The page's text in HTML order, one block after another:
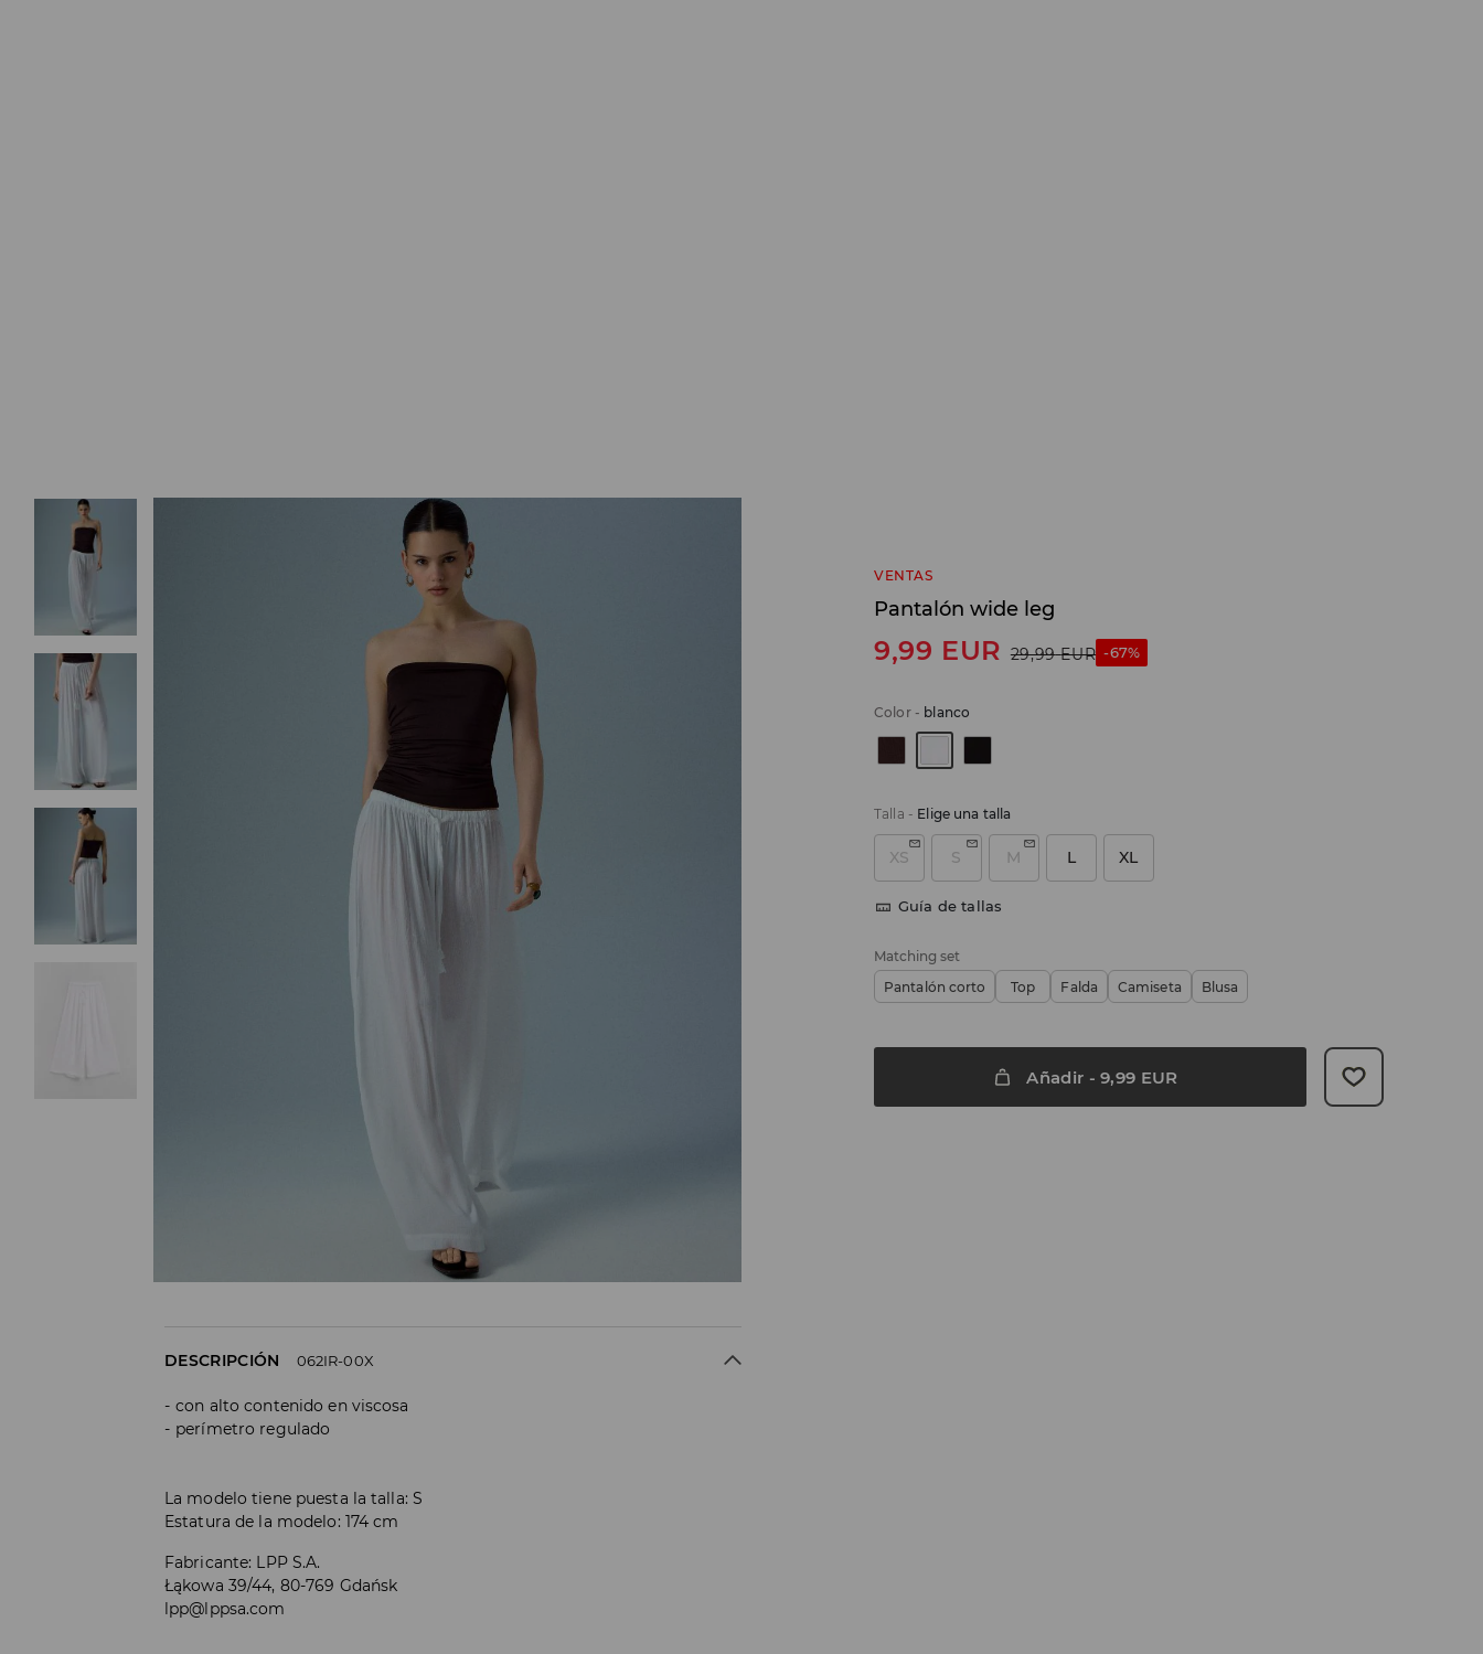
VENTAS
Pantalón wide leg
9,99 EUR 29,99 EUR -67%
Color- blanco
Talla - Elige una talla
XS S M L XL
Guía de tallas
Matching set
Pantalón corto
Top Falda Camiseta Blusa
Añadir -9,99 EUR
DESCRIPCIÓN 062IR-00X
con alto contenido en viscosa
perímetro regulado
La modelo tiene puesta la talla: S
Estatura de la modelo: 174 cm
Fabricante: LPP S.A.
Łąkowa 39/44, 80-769 Gdańsk
lpp@lppsa.com